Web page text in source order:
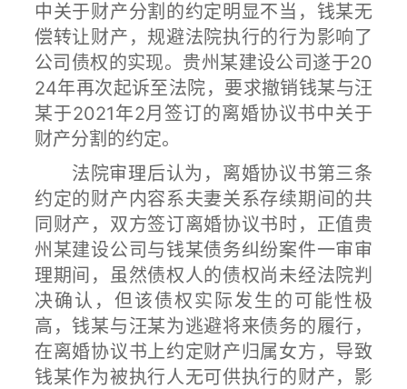
中关于财产分割的约定明显不当，钱某无
偿转让财产，规避法院执行的行为影响了
公司债权的实现。贵州某建设公司遂于20
24年再次起诉至法院，要求撤销钱某与汪
某于2021年2月签订的离婚协议书中关于
财产分割的约定。
法院审理后认为，离婚协议书第三条
约定的财产内容系夫妻关系存续期间的共
同财产，双方签订离婚协议书时，正值贵
州某建设公司与钱某债务纠纷案件一审审
理期间，虽然债权人的债权尚未经法院判
决确认，但该债权实际发生的可能性极
高，钱某与汪某为逃避将来债务的履行，
在离婚协议书上约定财产归属女方，导致
钱某作为被执行人无可供执行的财产，影